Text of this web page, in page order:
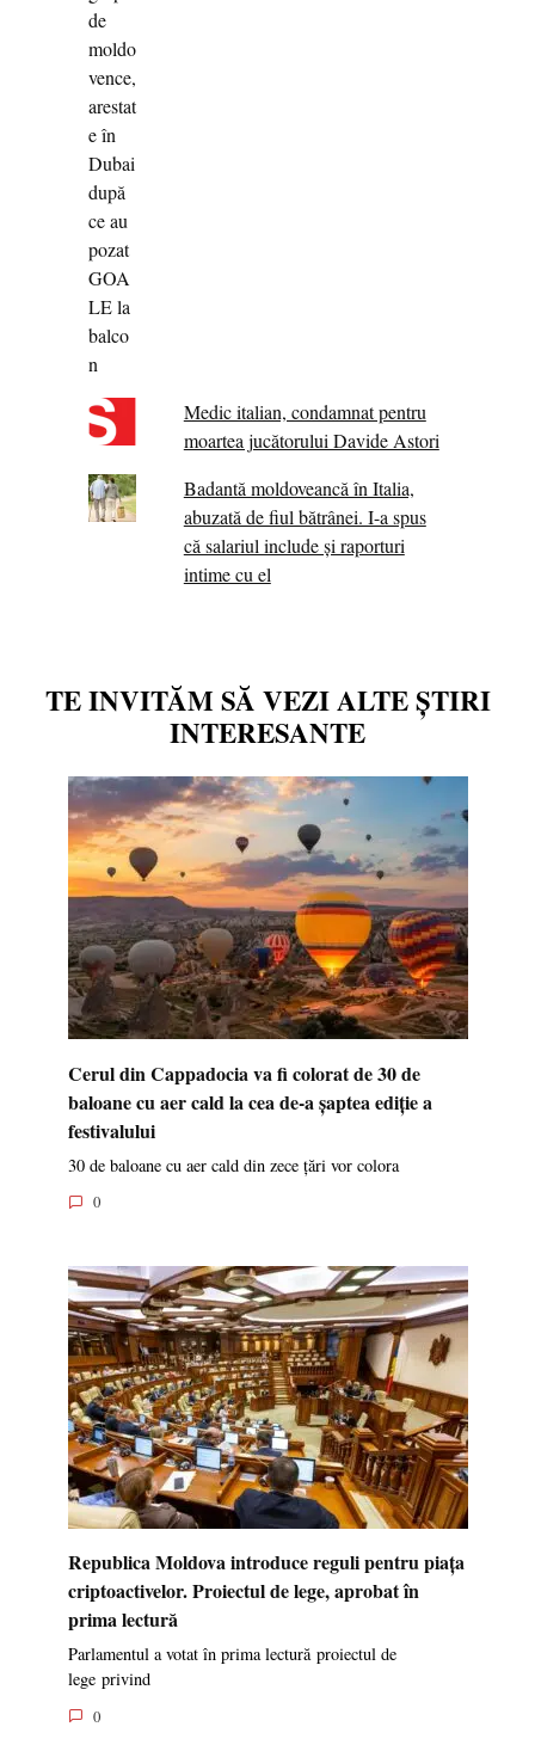
Medic italian, condamnat pentru
moartea jucătorului Davide Astori
Badantă moldoveancă în Italia,
abuzată de fiul bătrânei. I-a spus
că salariul include și raporturi
intime cu el
TE INVITĂM SĂ VEZI ALTE ȘTIRI
INTERESANTE
Cerul din Cappadocia va fi colorat de 30 de
baloane cu aer cald la cea de-a șaptea ediție a
festivalului
30 de baloane cu aer cald din zece țări vor colora
0
Republica Moldova introduce reguli pentru piața
criptoactivelor. Proiectul de lege, aprobat în
prima lectură
Parlamentul a votat în prima lectură proiectul de
lege privind
0